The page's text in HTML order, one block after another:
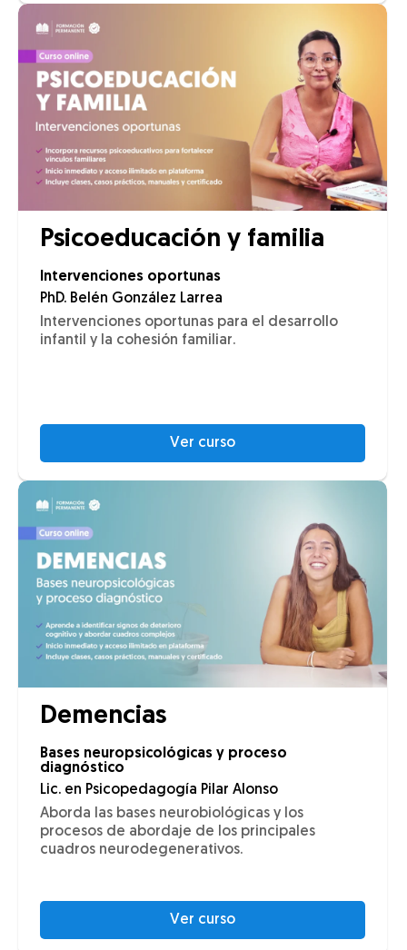
Psicoeducación y familia
Intervenciones oportunas
PhD. Belén González Larrea
Intervenciones oportunas para el desarrollo
infantil y la cohesión familiar.
Ver curso
Demencias
Bases neuropsicológicas y proceso
diagnóstico
Lic. en Psicopedagogía Pilar Alonso
Aborda las bases neurobiológicas y los
procesos de abordaje de los principales
cuadros neurodegenerativos.
Ver curso